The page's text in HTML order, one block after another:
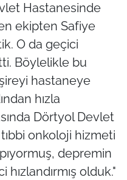
Hastanesinde
ekipten Safiye
O da geçici
Böylelikle bu
hastaneye
hızla
Dörtyol Devlet
onkoloji hizmeti
depremin
olduk."